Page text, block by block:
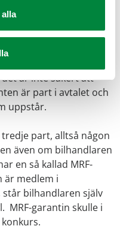
bilen privatleasas. Då
är inte säkert att
är part i avtalet och
uppstår.
part, alltså någon
även om bilhandlaren
en så kallad MRF-
är medlem i
bilhandlaren själv
MRF-garantin skulle i